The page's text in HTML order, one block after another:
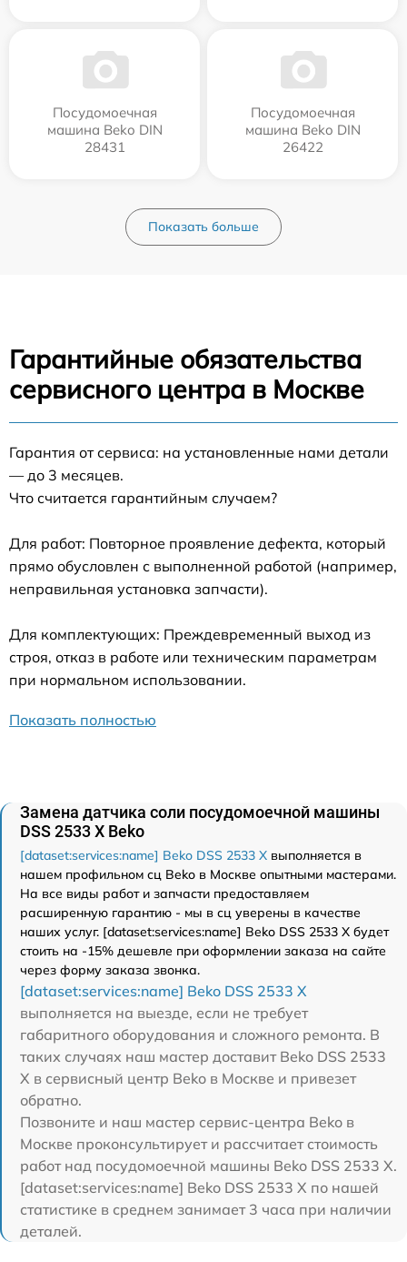
Посудомоечная
машина Beko DIN
28431
Посудомоечная
машина Beko DIN
26422
Показать больше
Гарантийные обязательства
сервисного центра в Москве
Гарантия от сервиса: на установленные нами детали
— до 3 месяцев.
Что считается гарантийным случаем?
Для работ: Повторное проявление дефекта, который
прямо обусловлен с выполненной работой (например,
неправильная установка запчасти).
Для комплектующих: Преждевременный выход из
строя, отказ в работе или техническим параметрам
при нормальном использовании.
Показать полностью
Замена датчика соли посудомоечной машины
DSS 2533 X Beko
[dataset:services:name] Beko DSS 2533 X выполняется в
нашем профильном сц Beko в Москве опытными мастерами.
На все виды работ и запчасти предоставляем
расширенную гарантию - мы в сц уверены в качестве
наших услуг. [dataset:services:name] Beko DSS 2533 X будет
стоить на -15% дешевле при оформлении заказа на сайте
через форму заказа звонка.
[dataset:services:name] Beko DSS 2533 X
выполняется на выезде, если не требует
габаритного оборудования и сложного ремонта. В
таких случаях наш мастер доставит Beko DSS 2533
X в сервисный центр Beko в Москве и привезет
обратно.
Позвоните и наш мастер сервис-центра Beko в
Москве проконсультирует и рассчитает стоимость
работ над посудомоечной машины Beko DSS 2533 X.
[dataset:services:name] Beko DSS 2533 X по нашей
статистике в среднем занимает 3 часа при наличии
деталей.